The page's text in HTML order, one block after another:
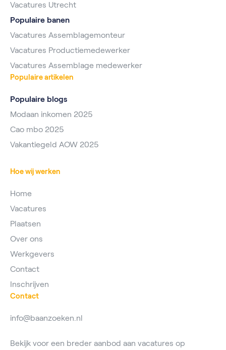
Vacatures Utrecht
Populaire banen
Vacatures Assemblagemonteur
Vacatures Productiemedewerker
Vacatures Assemblage medewerker
Populaire artikelen
Populaire blogs
Modaan inkomen 2025
Cao mbo 2025
Vakantiegeld AOW 2025
Hoe wij werken
Home
Vacatures
Plaatsen
Over ons
Werkgevers
Contact
Inschrijven
Contact
info@baanzoeken.nl
Bekijk voor een breder aanbod aan vacatures op